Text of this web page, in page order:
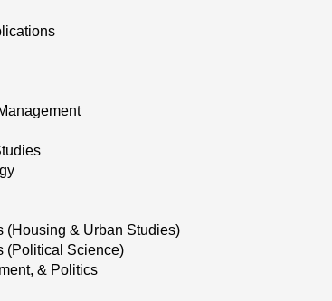
(Housing & Urban Studies)
(Political Science)
& Politics